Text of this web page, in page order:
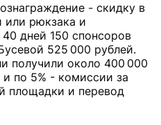
- скидку в
или рюкзака и
дней 150 спонсоров
525 000 рублей.
получили около 400 000
по 5% - комиссии за
площадки и перевод